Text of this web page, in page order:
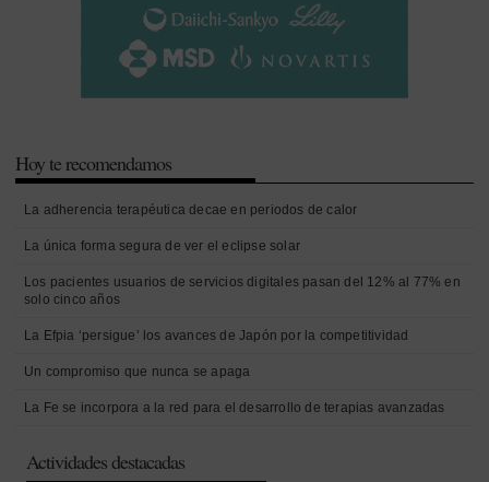
Hoy te recomendamos
La adherencia terapéutica decae en periodos de calor
La única forma segura de ver el eclipse solar
Los pacientes usuarios de servicios digitales pasan del 12% al 77% en
solo cinco años
La Efpia ‘persigue’ los avances de Japón por la competitividad
Un compromiso que nunca se apaga
La Fe se incorpora a la red para el desarrollo de terapias avanzadas
Actividades destacadas